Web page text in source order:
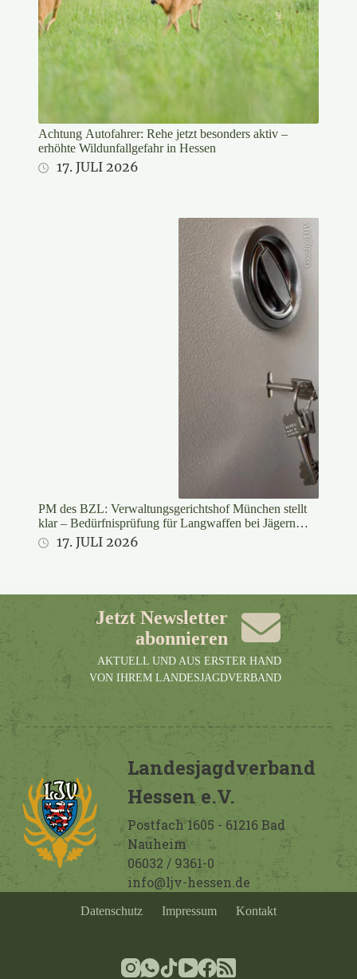
Achtung Autofahrer: Rehe jetzt besonders aktiv –
erhöhte Wildunfallgefahr in Hessen
17. JULI 2026
Gaudig/DJV
PM des BZL: Verwaltungsgerichtshof München stellt
klar – Bedürfnisprüfung für Langwaffen bei Jägern
rechtswidrig
17. JULI 2026
Jetzt Newsletter
abonnieren
AKTUELL UND AUS ERSTER HAND
VON IHREM LANDESJAGDVERBAND
Landesjagdverband
Hessen e.V.
Postfach 1605 - 61216 Bad
Nauheim
06032 / 9361-0
info@ljv-hessen.de
Datenschutz Impressum Kontakt